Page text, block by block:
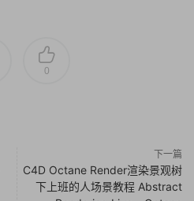
0
下一篇
C4D Octane Render渲染景观树
下上班的人场景教程 Abstract